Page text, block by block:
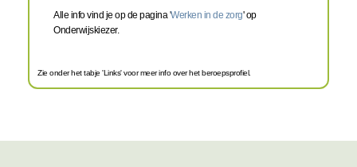
Alle info vind je op de pagina 'Werken in de zorg' op
Onderwijskiezer.
Zie onder het tabje 'Links' voor meer info over het beroepsprofiel.